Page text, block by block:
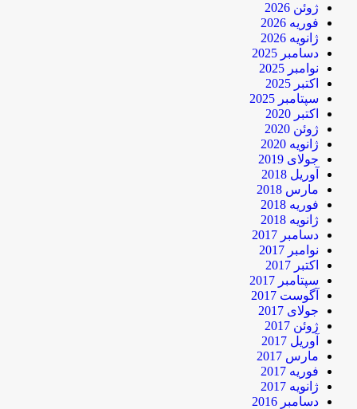
ژوئن 2026
فوریه 2026
ژانویه 2026
دسامبر 2025
نوامبر 2025
اکتبر 2025
سپتامبر 2025
اکتبر 2020
ژوئن 2020
ژانویه 2020
جولای 2019
آوریل 2018
مارس 2018
فوریه 2018
ژانویه 2018
دسامبر 2017
نوامبر 2017
اکتبر 2017
سپتامبر 2017
آگوست 2017
جولای 2017
ژوئن 2017
آوریل 2017
مارس 2017
فوریه 2017
ژانویه 2017
دسامبر 2016